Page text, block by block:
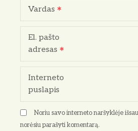
p
a
š
Vardas
El. pašto
adresas
Interneto
puslapis
Noriu savo interneto naršyklėje
norėsiu parašyti komentarą.